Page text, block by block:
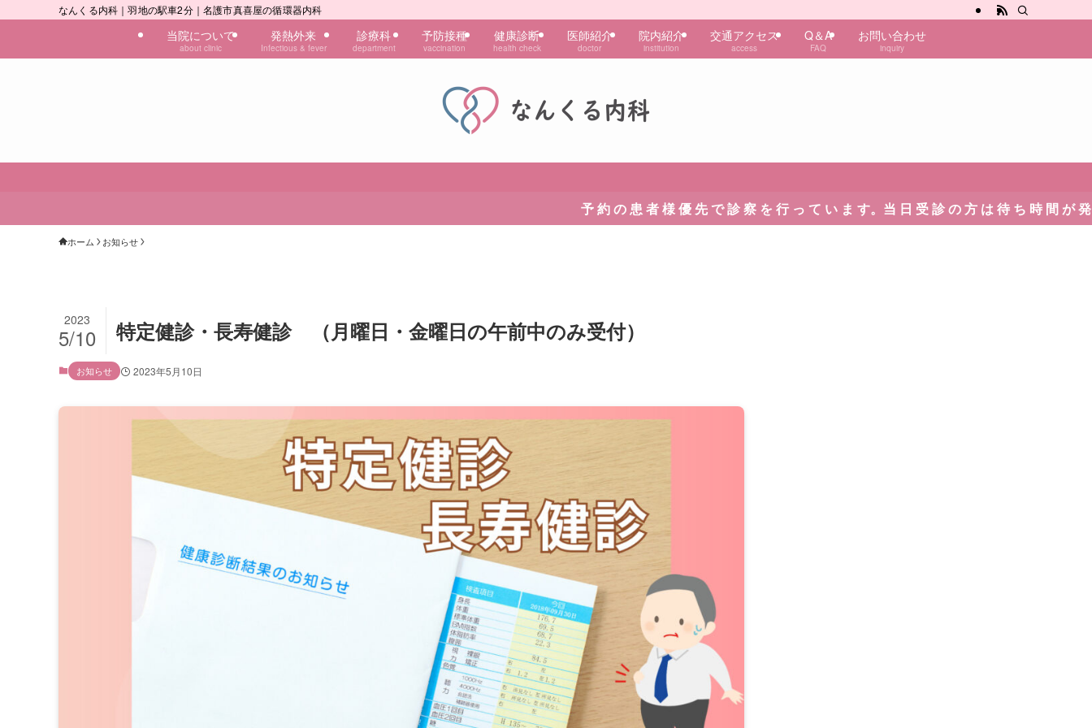
なんくる内科｜羽地の駅車2分｜名護市真喜屋の循環器内科
当院について
about clinic
発熱外来
Infectious & fever
診療科
department
予防接種
vaccination
健康診断
health check
医師紹介
doctor
院内紹介
institution
交通アクセス
access
Q＆A
FAQ
お問い合わせ
inquiry
予 約 の 患 者 様 優 先 で 診 察 を 行 っ て い ま す。当 日 受 診 の 方 は 待 ち 時 間 が 発 生 い た し ま
ホーム お知らせ
特定健診・長寿健診 （月曜日・金曜日の午前中のみ受付）
2023
5/10
お知らせ 2023年5月10日